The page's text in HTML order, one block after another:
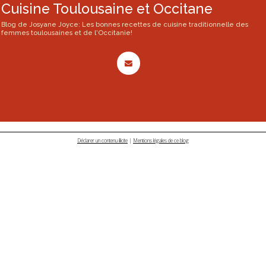
Cuisine Toulousaine et Occitane
Blog de Josyane Joyce: Les bonnes recettes de cuisine traditionnelle des
femmes toulousaines et de l'Occitanie!
Déclarer un contenu illicite | Mentions légales de ce blog